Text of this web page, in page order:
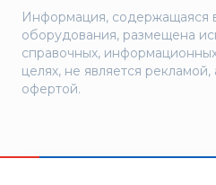
Шлем-маски
Фильтры
Фильтры комбинированные
Bontel
Courant
Dräger
ESMI
Информация, содержащаяся
оборудования, размещена
справочных,
целях, не является
офертой.